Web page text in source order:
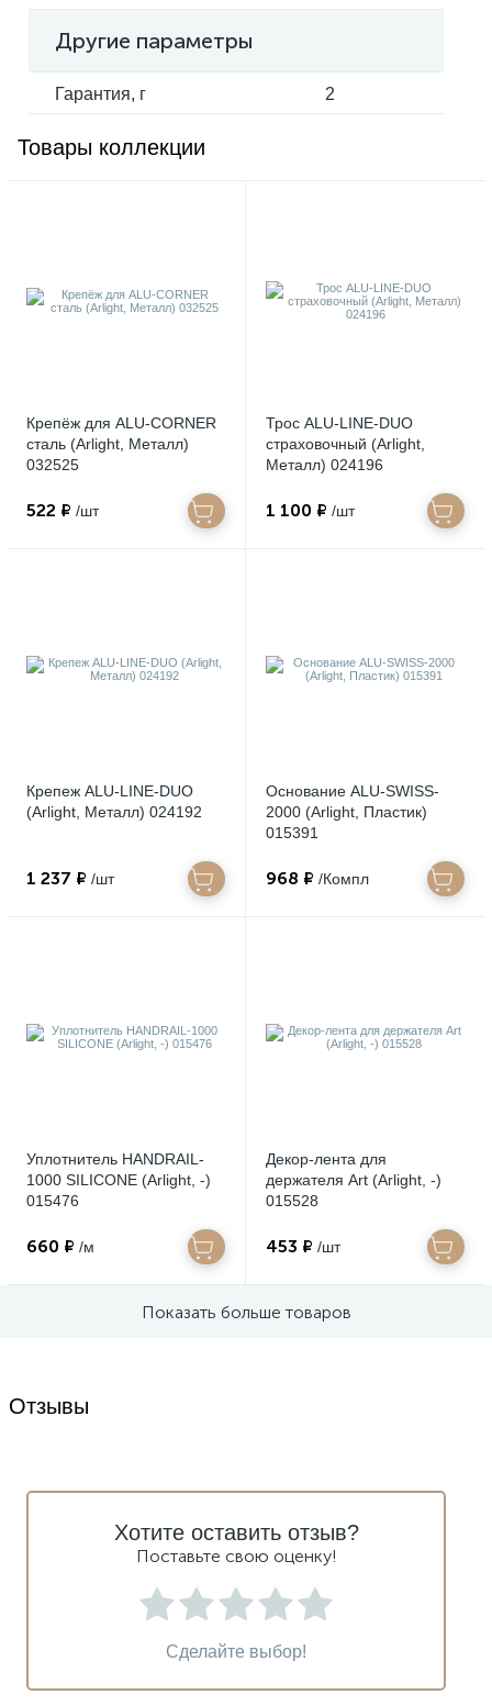
Другие параметры
Гарантия, г 2
Товары коллекции
Крепёж для ALU-CORNER
сталь (Arlight, Металл)
032525
522 ₽ /шт
Трос ALU-LINE-DUO
страховочный (Arlight,
Металл) 024196
1 100 ₽ /шт
Крепеж ALU-LINE-DUO
(Arlight, Металл) 024192
1 237 ₽ /шт
Основание ALU-SWISS-
2000 (Arlight, Пластик)
015391
968 ₽ /Компл
Уплотнитель HANDRAIL-
1000 SILICONE (Arlight, -)
015476
660 ₽ /м
Декор-лента для
держателя Art (Arlight, -)
015528
453 ₽ /шт
Показать больше товаров
Отзывы
Хотите оставить отзыв?
Поставьте свою оценку!
Сделайте выбор!